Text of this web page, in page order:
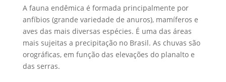
A fauna endêmica é formada principalmente por
anfíbios (grande variedade de anuros), mamíferos e
aves das mais diversas espécies. É uma das áreas
mais sujeitas a precipitação no Brasil. As chuvas são
orográficas, em função das elevações do planalto e
das serras.